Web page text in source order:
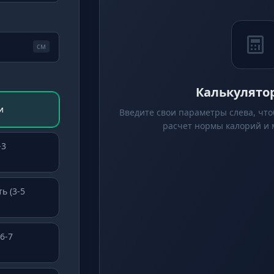
см
(3-5
7
Введите свои параметры слева,
расчет нормы калорий и